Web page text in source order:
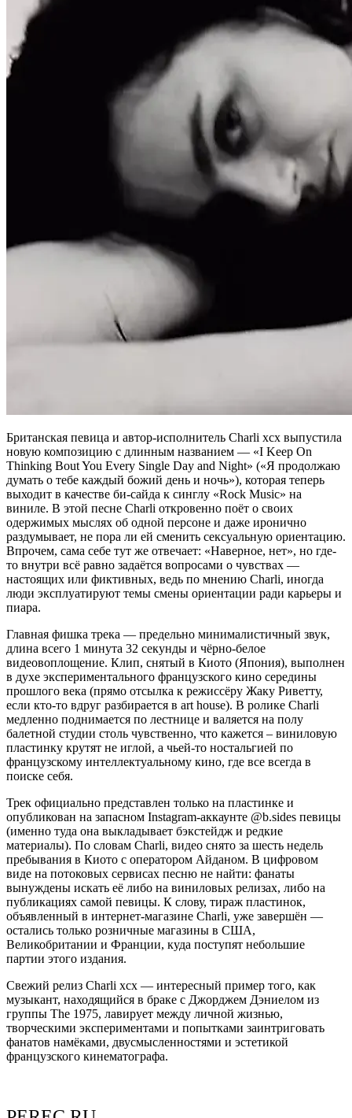
Британская певица и автор-исполнитель Charli xcx выпустила
новую композицию с длинным названием — «I Keep On
Thinking Bout You Every Single Day and Night» («Я продолжаю
думать о тебе каждый божий день и ночь»), которая теперь
выходит в качестве би-сайда к синглу «Rock Music» на
виниле. В этой песне Charli откровенно поёт о своих
одержимых мыслях об одной персоне и даже иронично
раздумывает, не пора ли ей сменить сексуальную ориентацию.
Впрочем, сама себе тут же отвечает: «Наверное, нет», но где-
то внутри всё равно задаётся вопросами о чувствах —
настоящих или фиктивных, ведь по мнению Charli, иногда
люди эксплуатируют темы смены ориентации ради карьеры и
пиара.
Главная фишка трека — предельно минималистичный звук,
длина всего 1 минута 32 секунды и чёрно-белое
видеовоплощение. Клип, снятый в Киото (Япония), выполнен
в духе экспериментального французского кино середины
прошлого века (прямо отсылка к режиссёру Жаку Риветту,
если кто-то вдруг разбирается в art house). В ролике Charli
медленно поднимается по лестнице и валяется на полу
балетной студии столь чувственно, что кажется – виниловую
пластинку крутят не иглой, а чьей-то ностальгией по
французскому интеллектуальному кино, где все всегда в
поиске себя.
Трек официально представлен только на пластинке и
опубликован на запасном Instagram-аккаунте @b.sides певицы
(именно туда она выкладывает бэкстейдж и редкие
материалы). По словам Charli, видео снято за шесть недель
пребывания в Киото с оператором Айданом. В цифровом
виде на потоковых сервисах песню не найти: фанаты
вынуждены искать её либо на виниловых релизах, либо на
публикациях самой певицы. К слову, тираж пластинок,
объявленный в интернет-магазине Charli, уже завершён —
остались только розничные магазины в США,
Великобритании и Франции, куда поступят небольшие
партии этого издания.
Свежий релиз Charli xcx — интересный пример того, как
музыкант, находящийся в браке с Джорджем Дэниелом из
группы The 1975, лавирует между личной жизнью,
творческими экспериментами и попытками заинтриговать
фанатов намёками, двусмысленностями и эстетикой
французского кинематографа.